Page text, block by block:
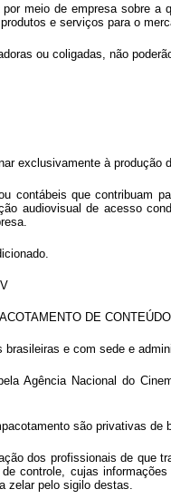
meio de empresa sobre
e serviços para o
ou coligadas, não
exclusivamente à produção
que contribuam
audiovisual de acesso
DE CONTEÚDO
e com sede e
Agência Nacional do
são privativas de
dos profissionais de que
cujas
zelar pelo sigilo destas.